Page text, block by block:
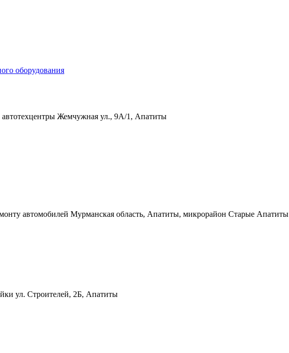
оборудования
Жемчужная ул., 9А/1, Апатиты
автомобилей Мурманская область, Апатиты, микрорайон Старые Апатиты
ул. Строителей, 2Б, Апатиты